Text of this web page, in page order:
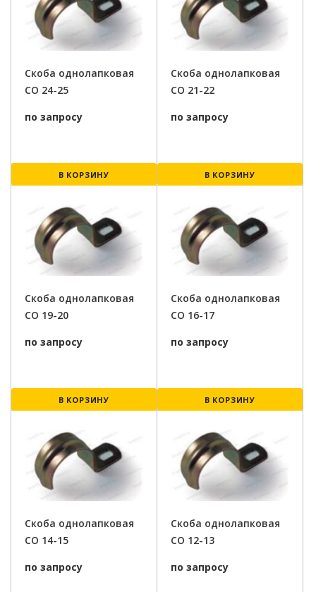
Скоба однолапковая
СО 24-25
по запросу
В КОРЗИНУ
Скоба однолапковая
СО 21-22
по запросу
В КОРЗИНУ
Скоба однолапковая
СО 19-20
по запросу
В КОРЗИНУ
Скоба однолапковая
СО 16-17
по запросу
В КОРЗИНУ
Скоба однолапковая
СО 14-15
по запросу
Скоба однолапковая
СО 12-13
по запросу